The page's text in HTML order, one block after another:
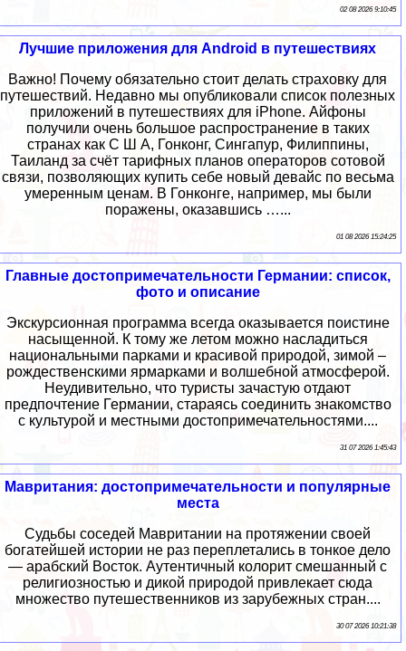
02 08 2026 9:10:45
Лучшие приложения для Android в путешествиях
Важно! Почему обязательно стоит делать страховку для
путешествий. Недавно мы опубликовали список полезных
приложений в путешествиях для iPhone. Айфоны
получили очень большое распространение в таких
странах как С Ш А, Гонконг, Сингапур, Филиппины,
Таиланд за счёт тарифных планов операторов сотовой
связи, позволяющих купить себе новый девайс по весьма
умеренным ценам. В Гонконге, например, мы были
поражены, оказавшись …...
01 08 2026 15:24:25
Главные достопримечательности Германии: список,
фото и описание
Экскурсионная программа всегда оказывается поистине
насыщенной. К тому же летом можно насладиться
национальными парками и красивой природой, зимой –
рождественскими ярмарками и волшебной атмосферой.
Неудивительно, что туристы зачастую отдают
предпочтение Германии, стараясь соединить знакомство
с культурой и местными достопримечательностями....
31 07 2026 1:45:43
Мавритания: достопримечательности и популярные
места
Судьбы соседей Мавритании на протяжении своей
богатейшей истории не раз переплетались в тонкое дело
— арабский Восток. Аутентичный колорит смешанный с
религиозностью и дикой природой привлекает сюда
множество путешественников из зарубежных стран....
30 07 2026 10:21:38